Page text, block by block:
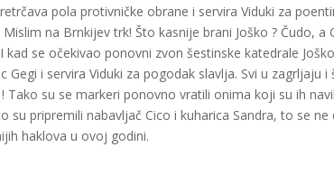
pola protivničke obrane i servira Viduki za
na Brnkijev trk! Što kasnije brani Joško ? Čudo, a
kad se očekivao ponovni zvon šestinske katedrale
Gegi i servira Viduki za pogodak slavlja. Svi u
! Tako su se markeri ponovno vratili onima koji su ih
su pripremili nabavljač Cico i kuharica Sandra, to se
haklova u ovoj godini.